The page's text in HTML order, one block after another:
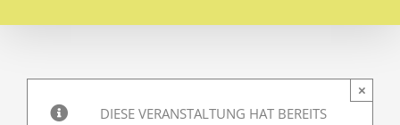
DIESE VERANSTALTUNG HAT BEREITS
×